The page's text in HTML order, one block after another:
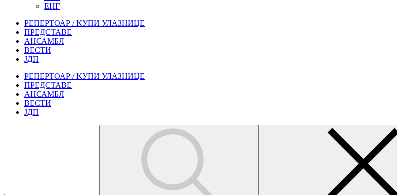
ЕНГ
РЕПЕРТОАР / КУПИ УЛАЗНИЦЕ
ПРЕДСТАВЕ
АНСАМБЛ
ВЕСТИ
ЈДП
РЕПЕРТОАР / КУПИ УЛАЗНИЦЕ
ПРЕДСТАВЕ
АНСАМБЛ
ВЕСТИ
ЈДП